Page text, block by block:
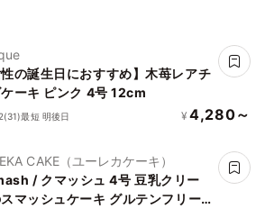
性の誕生日におすすめ】木苺レアチ
ーキ ピンク 4号 12cm
(31)最短 明後日 ¥ 4,280～
CAKE（ユーレカケーキ）
/ クマッシュ 4号 豆乳クリー
マッシュケーキ グルテンフリー